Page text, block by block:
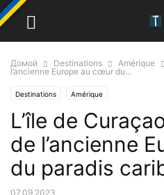
Домой Destinations Amérique
l’ancienne Europe au cœur du...
Destinations Amérique
L’île de
de l’ancienne
du paradis
07.09.2023